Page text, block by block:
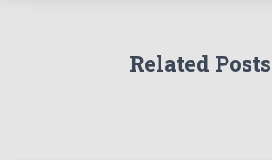
Related Posts